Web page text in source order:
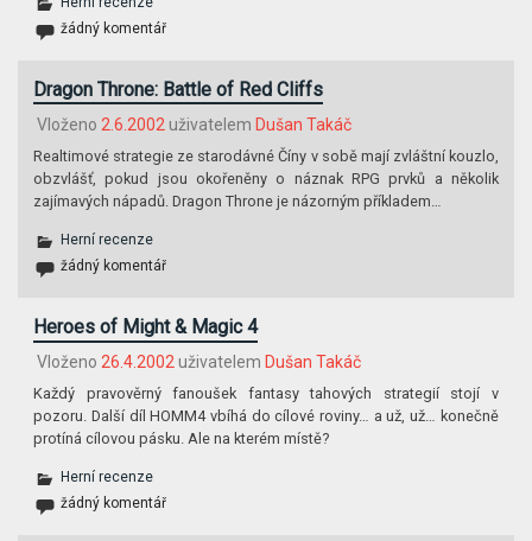
žádný komentář
Dragon Throne: Battle of Red Cliffs
Vloženo 2.6.2002 uživatelem Dušan Takáč
Realtimové strategie ze starodávné Číny v sobě mají zvláštní kouzlo,
obzvlášť, pokud jsou okořeněny o náznak RPG prvků a několik
zajímavých nápadů. Dragon Throne je názorným příkladem…
Herní recenze
žádný komentář
Heroes of Might & Magic 4
Vloženo 26.4.2002 uživatelem Dušan Takáč
Každý pravověrný fanoušek fantasy tahových strategií stojí v
pozoru. Další díl HOMM4 vbíhá do cílové roviny… a už, už… konečně
protíná cílovou pásku. Ale na kterém místě?
Herní recenze
žádný komentář